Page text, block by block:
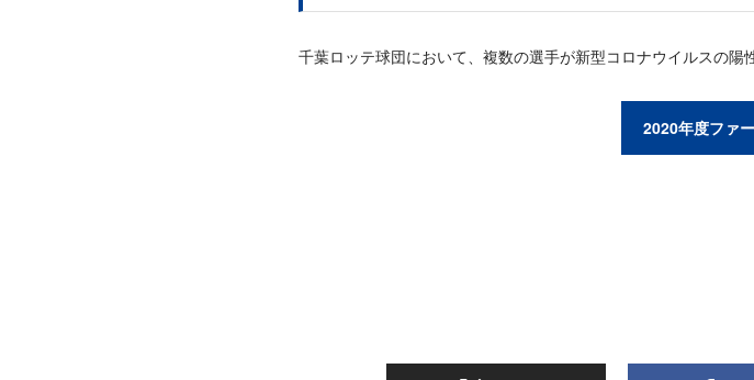
千葉ロッテ球団において、複数の選手が新型コロナウイルスの陽
2020年度ファ